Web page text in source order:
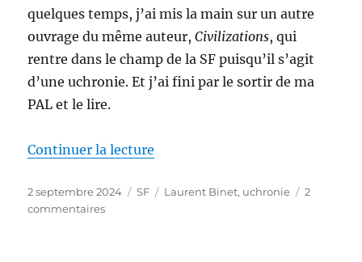
quelques temps, j’ai mis la main sur un autre
ouvrage du même auteur,Civilizations, qui
rentre dans le champ de la SF puisqu’il s’agit
d’une uchronie. Et j’ai fini par le sortir de ma
PAL et le lire.
Continuer la lecture
Publié
le
2 septembre 2024 Catégories
SF Étiquettes
Laurent Binet, uchronie
2
commentairessur